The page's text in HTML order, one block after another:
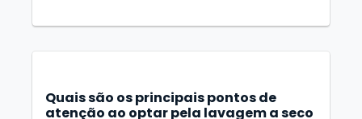
Quais são os principais pontos de
atenção ao optar pela lavagem a seco